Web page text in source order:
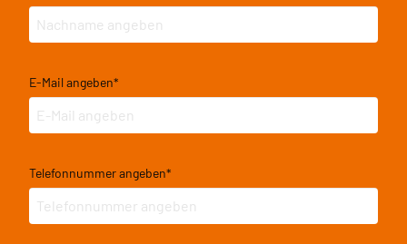
E-Mail angeben*
Telefonnummer angeben*